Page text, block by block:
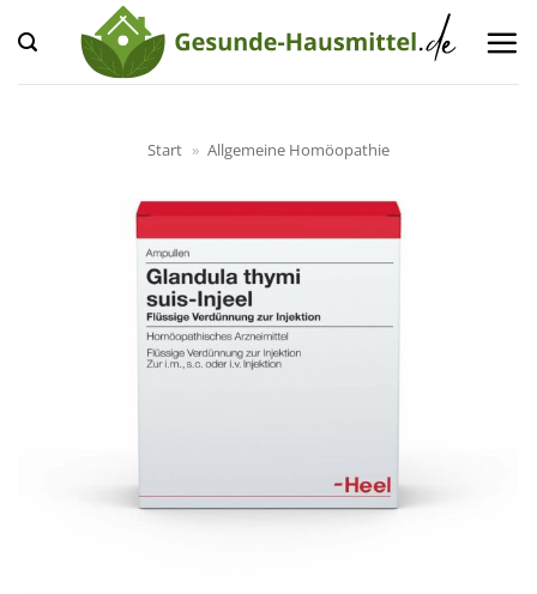
Inhalt
springen
Start » Allgemeine Homöopathie